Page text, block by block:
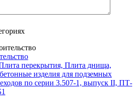
перекрытия, Плита днища,
изделия для подземных
по серии 3.507-1, выпуск II, ПТ-